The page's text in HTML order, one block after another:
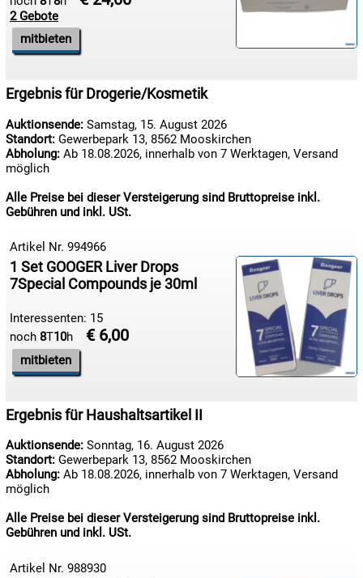
2 Gebote
mitbieten
Ergebnis für Drogerie/Kosmetik
Auktionsende: Samstag, 15. August 2026
Standort: Gewerbepark 13, 8562 Mooskirchen
Abholung: Ab 18.08.2026, innerhalb von 7 Werktagen, Versand
möglich
Alle Preise bei dieser Versteigerung sind Bruttopreise inkl.
Gebühren und inkl. USt.
Artikel Nr. 994966
1 Set GOOGER Liver Drops
7Special Compounds je 30ml
Interessenten: 15
noch 8T10h € 6,00
mitbieten
Ergebnis für Haushaltsartikel II
Auktionsende: Sonntag, 16. August 2026
Standort: Gewerbepark 13, 8562 Mooskirchen
Abholung: Ab 18.08.2026, innerhalb von 7 Werktagen, Versand
möglich
Alle Preise bei dieser Versteigerung sind Bruttopreise inkl.
Gebühren und inkl. USt.
Artikel Nr. 988930